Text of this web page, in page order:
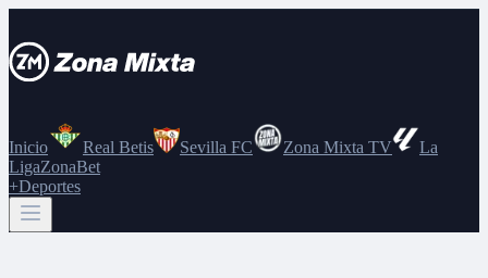
Inicio Real Betis Sevilla FC Zona Mixta TV
La
LigaZonaBet
+Deportes